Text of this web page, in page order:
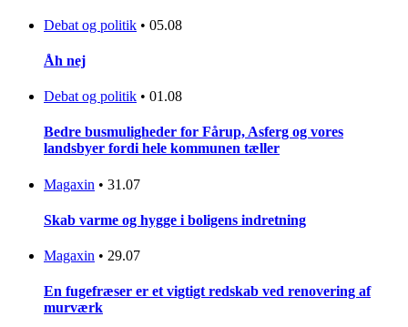
Debat og politik • 05.08
Åh nej
Debat og politik • 01.08
Bedre busmuligheder for Fårup, Asferg og vores
landsbyer fordi hele kommunen tæller
Magaxin • 31.07
Skab varme og hygge i boligens indretning
Magaxin • 29.07
En fugefræser er et vigtigt redskab ved renovering af
murværk